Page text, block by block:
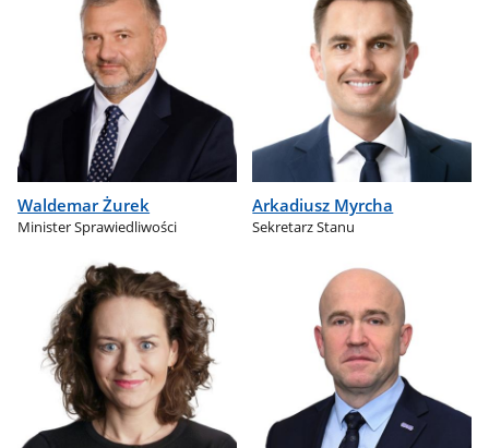
Waldemar Żurek
Minister Sprawiedliwości
Arkadiusz Myrcha
Sekretarz Stanu